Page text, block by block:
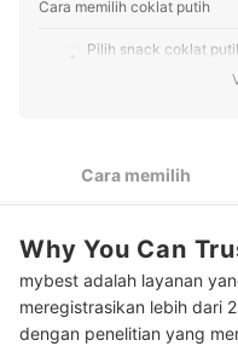
Cara memilih coklat putih
1
Pilih snack coklat
Untuk membuat kue,
4
Untuk opsi coklat
choco chips
Peringkat Coklat Putih
Cara memilih
Why You Can
mybest adalah layanan
meregistrasikan lebih dari
dengan penelitian yang